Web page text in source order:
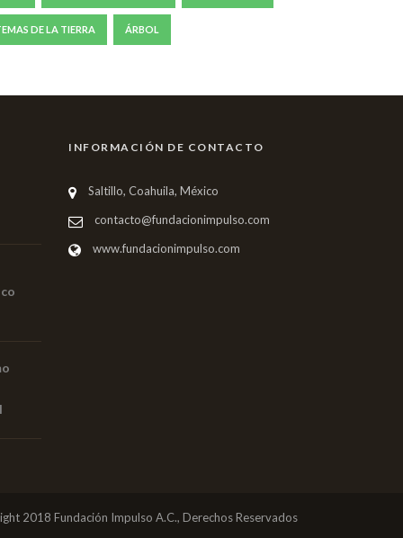
DE LA TIERRA ÁRBOL
INFORMACIÓN DE CONTACTO
Saltillo, Coahuila, México
contacto@fundacionimpulso.com
www.fundacionimpulso.com
2018 Fundación Impulso A.C., Derechos Reservados